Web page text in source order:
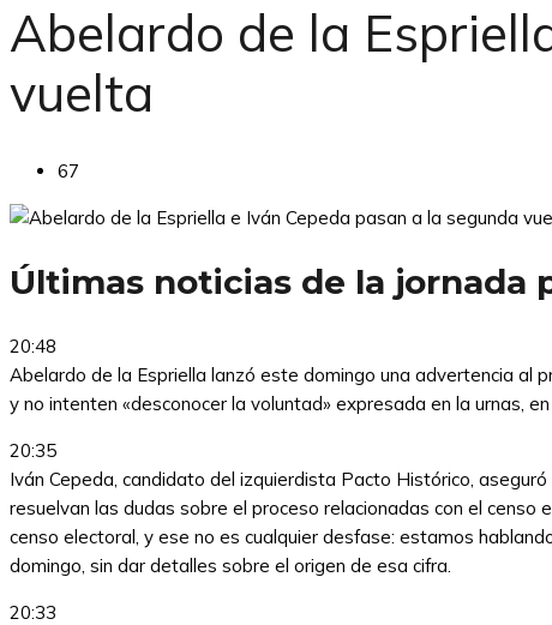
Abelardo de la
vuelta
67
Últimas noticias de la jornada
20:48
Abelardo de la Espriella lanzó este domingo una advertencia al
y no intenten «desconocer la voluntad» expresada en la urnas,
20:35
Iván Cepeda, candidato del izquierdista Pacto Histórico,
resuelvan las dudas sobre el proceso relacionadas con el
censo electoral, y ese no es cualquier desfase: estamos
domingo, sin dar detalles sobre el origen de esa cifra.
20:33